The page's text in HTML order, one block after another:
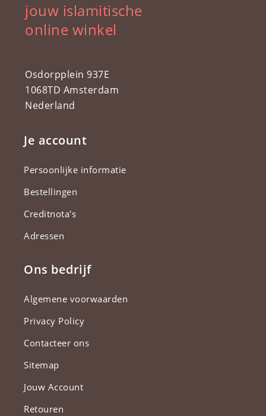
jouw islamitische
online winkel
Osdorpplein 937E
1068TD Amsterdam
Nederland
Je account
Persoonlijke informatie
Bestellingen
Creditnota's
Adressen
Ons bedrijf
Algemene voorwaarden
Privacy Policy
Contacteer ons
Sitemap
Jouw Account
Retouren